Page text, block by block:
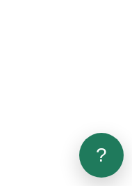
?